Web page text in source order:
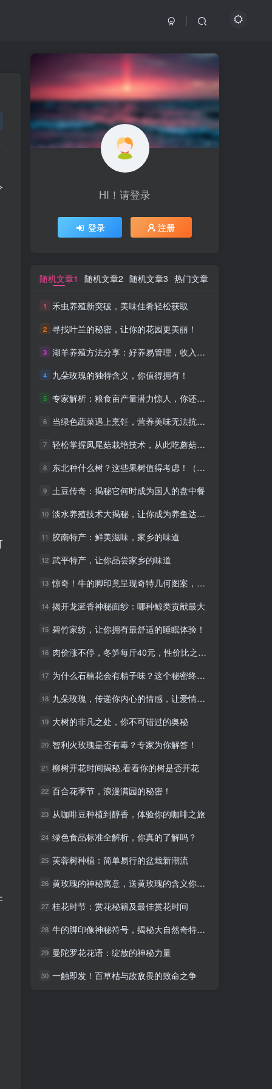
HI！请登录
登录 注册
随机文章1 随机文章2 随机文章3 热门文章
1 禾虫养殖新突破，美味佳肴轻松获取
2 寻找叶兰的秘密，让你的花园更美丽！
3 湖羊养殖方法分享：好养易管理，收入可观
4 九朵玫瑰的独特含义，你值得拥有！
5 专家解析：粮食亩产量潜力惊人，你还在等什么？
6 当绿色蔬菜遇上烹饪，营养美味无法抗拒！
7 轻松掌握凤尾菇栽培技术，从此吃蘑菇不用愁！
8 东北种什么树？这些果树值得考虑！（数字序号）
9 土豆传奇：揭秘它何时成为国人的盘中餐
10 淡水养殖技术大揭秘，让你成为养鱼达人！
11 胶南特产：鲜美滋味，家乡的味道
12 武平特产，让你品尝家乡的味道
13 惊奇！牛的脚印竟呈现奇特几何图案，大自然的神奇艺术
14 揭开龙涎香神秘面纱：哪种鲸类贡献最大
15 碧竹家纺，让你拥有最舒适的睡眠体验！
16 肉价涨不停，冬笋每斤40元，性价比之选！
17 为什么石楠花会有精子味？这个秘密终于被揭示了
18 九朵玫瑰，传递你内心的情感，让爱情更美好！
19 大树的非凡之处，你不可错过的奥秘
20 智利火玫瑰是否有毒？专家为你解答！
21 柳树开花时间揭秘,看看你的树是否开花
22 百合花季节，浪漫满园的秘密！
23 从咖啡豆种植到醇香，体验你的咖啡之旅
24 绿色食品标准全解析，你真的了解吗？
25 芙蓉树种植：简单易行的盆栽新潮流
26 黄玫瑰的神秘寓意，送黄玫瑰的含义你了解吗？
27 桂花时节：赏花秘籍及最佳赏花时间
28 牛的脚印像神秘符号，揭秘大自然奇特印记
29 曼陀罗花花语：绽放的神秘力量
30 一触即发！百草枯与敌敌畏的致命之争
HI！请登录
登录 注册
随机文章1 随机文章2 随机文章3 热门文章
1 禾虫养殖新突破，美味佳肴轻松获取
2 寻找叶兰的秘密，让你的花园更美丽！
3 湖羊养殖方法分享：好养易管理，收入可观
4 九朵玫瑰的独特含义，你值得拥有！
5 专家解析：粮食亩产量潜力惊人，你还在等什么？
6 当绿色蔬菜遇上烹饪，营养美味无法抗拒！
7 轻松掌握凤尾菇栽培技术，从此吃蘑菇不用愁！
8 东北种什么树？这些果树值得考虑！（数字序号）
9 土豆传奇：揭秘它何时成为国人的盘中餐
10 淡水养殖技术大揭秘，让你成为养鱼达人！
11 胶南特产：鲜美滋味，家乡的味道
12 武平特产，让你品尝家乡的味道
13 惊奇！牛的脚印竟呈现奇特几何图案，大自然的神奇艺术
14 揭开龙涎香神秘面纱：哪种鲸类贡献最大
15 碧竹家纺，让你拥有最舒适的睡眠体验！
16 肉价涨不停，冬笋每斤40元，性价比之选！
17 为什么石楠花会有精子味？这个秘密终于被揭示了
18 九朵玫瑰，传递你内心的情感，让爱情更美好！
19 大树的非凡之处，你不可错过的奥秘
20 智利火玫瑰是否有毒？专家为你解答！
21 柳树开花时间揭秘,看看你的树是否开花
22 百合花季节，浪漫满园的秘密！
23 从咖啡豆种植到醇香，体验你的咖啡之旅
24 绿色食品标准全解析，你真的了解吗？
25 芙蓉树种植：简单易行的盆栽新潮流
26 黄玫瑰的神秘寓意，送黄玫瑰的含义你了解吗？
27 桂花时节：赏花秘籍及最佳赏花时间
28 牛的脚印像神秘符号，揭秘大自然奇特印记
29 曼陀罗花花语：绽放的神秘力量
30 一触即发！百草枯与敌敌畏的致命之争